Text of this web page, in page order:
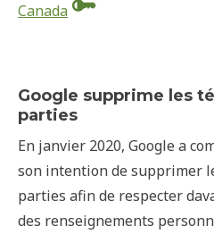
Canada
Google supprime les
parties
En janvier 2020, Google a
son intention de supprimer
parties afin de respecter
des renseignements